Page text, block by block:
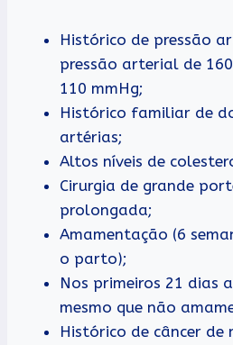
Histórico de pressão
pressão arterial de
110 mmHg;
Histórico familiar de
artérias;
Altos níveis de
Cirurgia de grande
prolongada;
Amamentação (6
o parto);
Nos primeiros 21 dias
mesmo que não
Histórico de câncer de